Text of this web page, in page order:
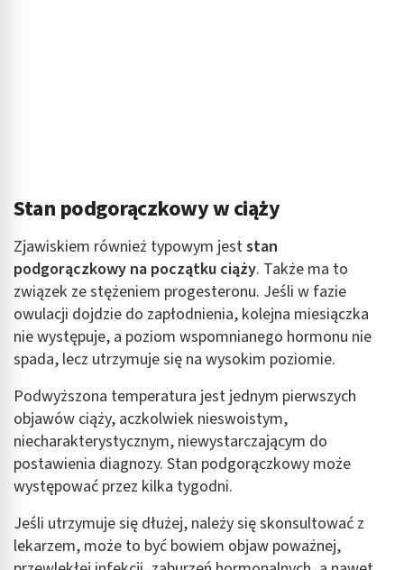
Stan podgorączkowy w ciąży
Zjawiskiem również typowym jeststan
podgorączkowy na początku ciąży. Także ma to
związek ze stężeniem progesteronu. Jeśli w fazie
owulacji dojdzie do zapłodnienia, kolejna miesiączka
nie występuje, a poziom wspomnianego hormonu nie
spada, lecz utrzymuje się na wysokim poziomie.
Podwyższona temperatura jest jednym pierwszych
objawów ciąży, aczkolwiek nieswoistym,
niecharakterystycznym, niewystarczającym do
postawienia diagnozy. Stan podgorączkowy może
występować przez kilka tygodni.
Jeśli utrzymuje się dłużej, należy się skonsultować z
lekarzem, może to być bowiem objaw poważnej,
Niezbędne
Wydajność (Performance)
Reklama / śledzenie